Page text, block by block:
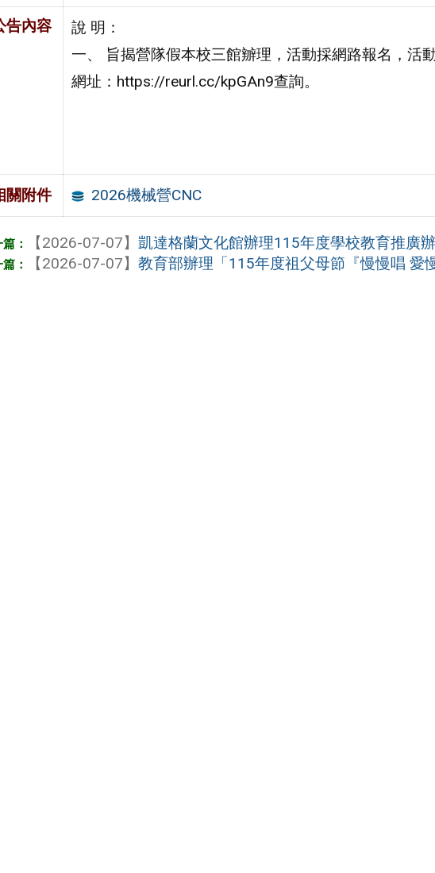
告內容
說 明：
一、 旨揭營隊假本校三館辧理，活動採網路報名，活
網址：https://reurl.cc/kpGAn9查詢。
關附件 2026機械營CNC
【2026-07-07】凱達格蘭文化館辦理115年度學校教育推廣
【2026-07-07】教育部辦理「115年度祖父母節『慢慢唱 愛